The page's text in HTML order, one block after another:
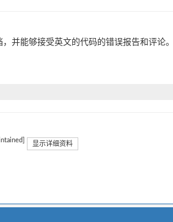
并能够接受英文的代码的错误报告和评论。
显示详细资料